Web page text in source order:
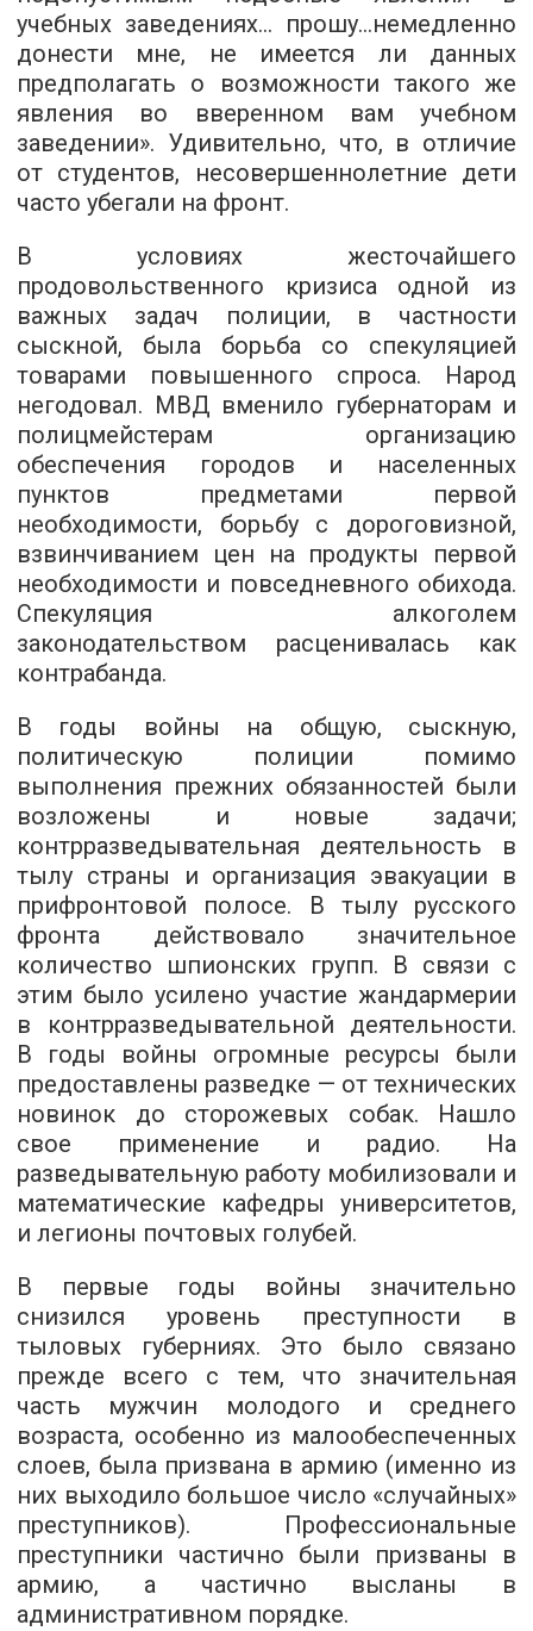
учебных заведениях… прошу…немедленно
донести мне, не имеется ли данных
предполагать о возможности такого же
явления во вверенном вам учебном
заведении». Удивительно, что, в отличие
от студентов, несовершеннолетние дети
часто убегали на фронт.
В условиях жесточайшего
продовольственного кризиса одной из
важных задач полиции, в частности
сыскной, была борьба со спекуляцией
товарами повышенного спроса. Народ
негодовал. МВД вменило губернаторам и
полицмейстерам организацию
обеспечения городов и населенных
пунктов предметами первой
необходимости, борьбу с дороговизной,
взвинчиванием цен на продукты первой
необходимости и повседневного обихода.
Спекуляция алкоголем
законодательством расценивалась как
контрабанда.
В годы войны на общую, сыскную,
политическую полиции помимо
выполнения прежних обязанностей были
возложены и новые задачи;
контрразведывательная деятельность в
тылу страны и организация эвакуации в
прифронтовой полосе. В тылу русского
фронта действовало значительное
количество шпионских групп. В связи с
этим было усилено участие жандармерии
в контрразведывательной деятельности.
В годы войны огромные ресурсы были
предоставлены разведке — от технических
новинок до сторожевых собак. Нашло
свое применение и радио. На
разведывательную работу мобилизовали и
математические кафедры университетов,
и легионы почтовых голубей.
В первые годы войны значительно
снизился уровень преступности в
тыловых губерниях. Это было связано
прежде всего с тем, что значительная
часть мужчин молодого и среднего
возраста, особенно из малообеспеченных
слоев, была призвана в армию (именно из
них выходило большое число «случайных»
преступников). Профессиональные
преступники частично были призваны в
армию, а частично высланы в
административном порядке.